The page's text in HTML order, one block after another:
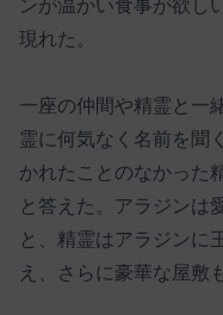
ンが温かい食事が欲し
現れた。
一座の仲間や精霊と一
霊に何気なく名前を聞
かれたことのなかった
と答えた。アラジンは
と、精霊はアラジンに
え、さらに豪華な屋敷